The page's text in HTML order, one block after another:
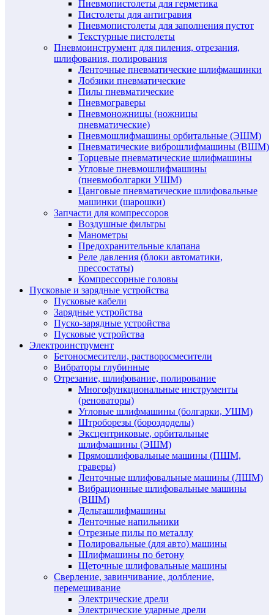
Пневмопистолеты для герметика
Пистолеты для антигравия
Пневмопистолеты для заполнения пустот
Текстурные пистолеты
Пневмоинструмент для пиления, отрезания,
шлифования, полирования
Ленточные пневматические шлифмашинки
Лобзики пневматические
Пилы пневматические
Пневмограверы
Пневмоножницы (ножницы
пневматические)
Пневмошлифмашины орбитальные (ЭШМ)
Пневматические виброшлифмашины (ВШМ)
Торцевые пневматические шлифмашины
Угловые пневмошлифмашины
(пневмоболгарки УШМ)
Цанговые пневматические шлифовальные
машинки (шарошки)
Запчасти для компрессоров
Воздушные фильтры
Манометры
Предохранительные клапана
Реле давления (блоки автоматики,
прессостаты)
Компрессорные головы
Пусковые и зарядные устройства
Пусковые кабели
Зарядные устройства
Пуско-зарядные устройства
Пусковые устройства
Электроинструмент
Бетоносмесители, растворосмесители
Вибраторы глубинные
Отрезание, шлифование, полирование
Многофункциональные инструменты
(реноваторы)
Угловые шлифмашины (болгарки, УШМ)
Штроборезы (бороздоделы)
Эксцентриковые, орбитальные
шлифмашины (ЭШМ)
Прямошлифовальные машины (ПШМ,
граверы)
Ленточные шлифовальные машины (ЛШМ)
Вибрационные шлифовальные машины
(ВШМ)
Дельташлифмашины
Ленточные напильники
Отрезные пилы по металлу
Полировальные (для авто) машины
Шлифмашины по бетону
Щеточные шлифовальные машины
Сверление, завинчивание, долбление,
перемешивание
Электрические дрели
Электрические ударные дрели